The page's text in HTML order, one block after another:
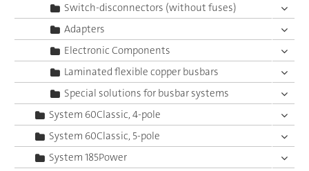
Switch-disconnectors (without fuses)
Adapters
Electronic Components
Laminated flexible copper busbars
Special solutions for busbar systems
System 60Classic, 4-pole
System 60Classic, 5-pole
System 185Power